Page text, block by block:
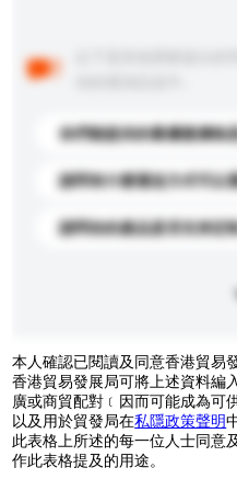
你們能提供的最優惠價格
請問有什麼運送方式可以
請問你的產品是否支持定
本人確認已閱讀及同意香港貿易
香港貿易發展局可將上述資料編
廣或商貿配對﹝因而可能成為可
以及用於貿發局在私隱政策聲明
此表格上所述的每一位人士同意
作此表格提及的用途。